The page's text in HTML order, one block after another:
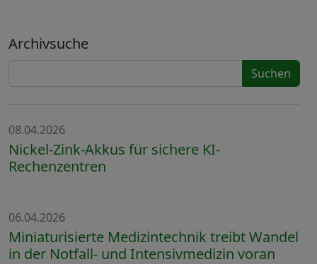
Archivsuche
Suchen
08.04.2026
Nickel-Zink-Akkus für sichere KI-
Rechenzentren
06.04.2026
Miniaturisierte Medizintechnik treibt Wandel
in der Notfall- und Intensivmedizin voran